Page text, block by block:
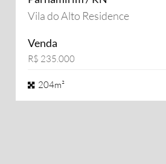
Vila do Alto Residence
Venda
R$ 235.000
204m²